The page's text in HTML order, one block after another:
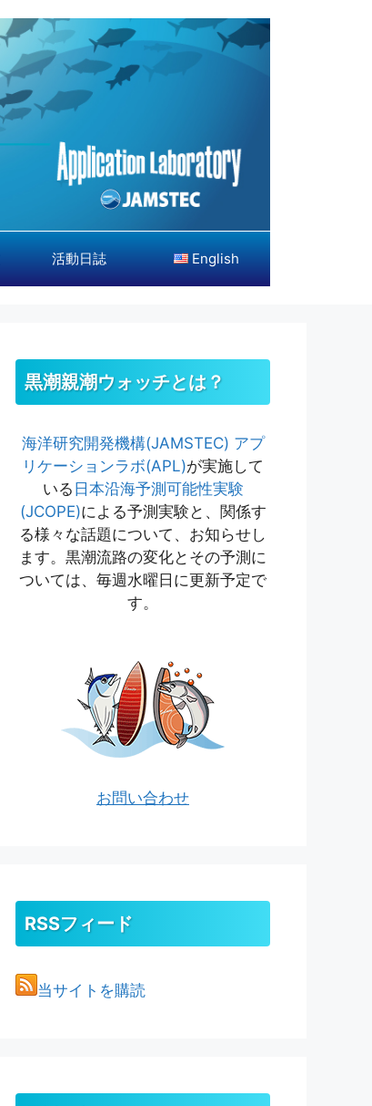
活動日誌 English
黒潮親潮ウォッチとは？
海洋研究開発機構(JAMSTEC) アプ
リケーションラボ(APL)が実施して
いる 日本沿海予測可能性実験
(JCOPE)による予測実験と、関係す
る様々な話題について、お知らせし
ます。黒潮流路の変化とその予測に
ついては、毎週水曜日に更新予定で
す。
お問い合わせ
RSSフィード
当サイトを購読